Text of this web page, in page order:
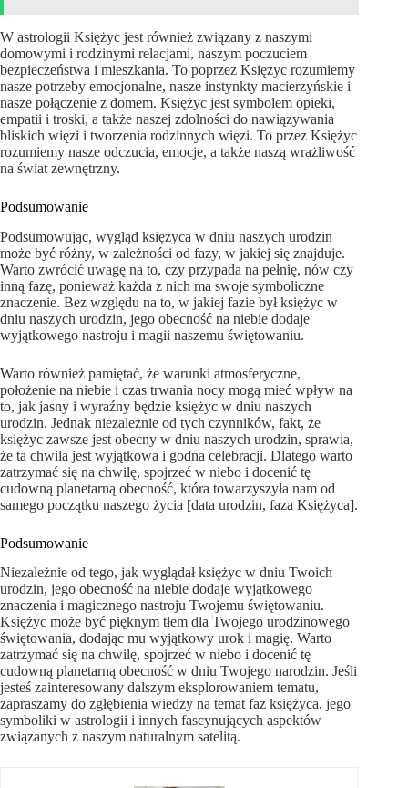
W astrologii Księżyc jest również związany z naszymi
domowymi i rodzinymi relacjami, naszym poczuciem
bezpieczeństwa i mieszkania. To poprzez Księżyc rozumiemy
nasze potrzeby emocjonalne, nasze instynkty macierzyńskie i
nasze połączenie z domem. Księżyc jest symbolem opieki,
empatii i troski, a także naszej zdolności do nawiązywania
bliskich więzi i tworzenia rodzinnych więzi. To przez Księżyc
rozumiemy nasze odczucia, emocje, a także naszą wrażliwość
na świat zewnętrzny.
Podsumowanie
Podsumowując, wygląd księżyca w dniu naszych urodzin
może być różny, w zależności od fazy, w jakiej się znajduje.
Warto zwrócić uwagę na to, czy przypada na pełnię, nów czy
inną fazę, ponieważ każda z nich ma swoje symboliczne
znaczenie. Bez względu na to, w jakiej fazie był księżyc w
dniu naszych urodzin, jego obecność na niebie dodaje
wyjątkowego nastroju i magii naszemu świętowaniu.
Warto również pamiętać, że warunki atmosferyczne,
położenie na niebie i czas trwania nocy mogą mieć wpływ na
to, jak jasny i wyraźny będzie księżyc w dniu naszych
urodzin. Jednak niezależnie od tych czynników, fakt, że
księżyc zawsze jest obecny w dniu naszych urodzin, sprawia,
że ta chwila jest wyjątkowa i godna celebracji. Dlatego warto
zatrzymać się na chwilę, spojrzeć w niebo i docenić tę
cudowną planetarną obecność, która towarzyszyła nam od
samego początku naszego życia [data urodzin, faza Księżyca].
Podsumowanie
Niezależnie od tego, jak wyglądał księżyc w dniu Twoich
urodzin, jego obecność na niebie dodaje wyjątkowego
znaczenia i magicznego nastroju Twojemu świętowaniu.
Księżyc może być pięknym tłem dla Twojego urodzinowego
świętowania, dodając mu wyjątkowy urok i magię. Warto
zatrzymać się na chwilę, spojrzeć w niebo i docenić tę
cudowną planetarną obecność w dniu Twojego narodzin. Jeśli
jesteś zainteresowany dalszym eksplorowaniem tematu,
zapraszamy do zgłębienia wiedzy na temat faz księżyca, jego
symboliki w astrologii i innych fascynujących aspektów
związanych z naszym naturalnym satelitą.